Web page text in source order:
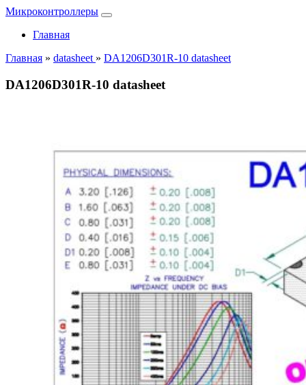
Микроконтроллеры
Главная
Главная » datasheet » DA1206D301R-10 datasheet
DA1206D301R-10 datasheet